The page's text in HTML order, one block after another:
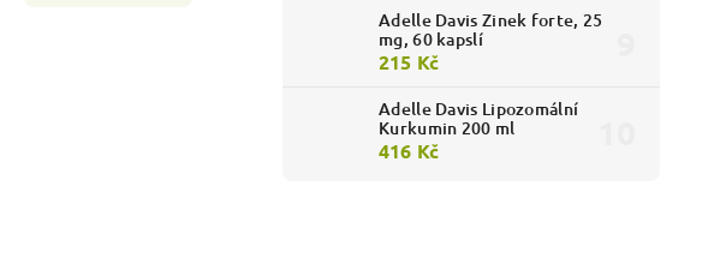
Adelle Davis Zinek forte, 25
mg, 60 kapslí
215 Kč
Adelle Davis Lipozomální
Kurkumin 200 ml
416 Kč